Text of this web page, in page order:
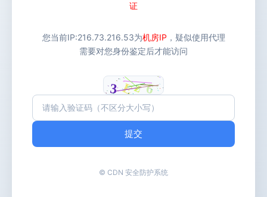
证
您当前IP:216.73.216.53为机房IP ，疑似使用代理
需要对您身份鉴定后才能访问
提交
© CDN 安全防护系统